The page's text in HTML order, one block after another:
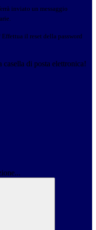
inviato un messaggio
il reset della password
di posta elettronica!